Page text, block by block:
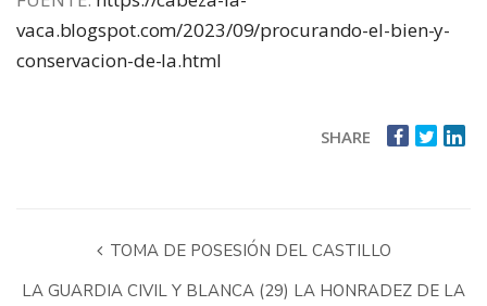
vaca.blogspot.com/2023/09/procurando-el-bien-y-
conservacion-de-la.html
SHARE
TOMA DE POSESIÓN DEL CASTILLO
LA GUARDIA CIVIL Y BLANCA (29) LA HONRADEZ DE LA